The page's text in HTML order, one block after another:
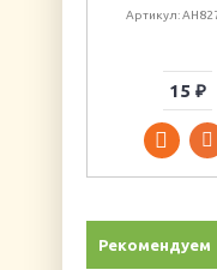
Артикул:
15 ₽
Рекомендуем